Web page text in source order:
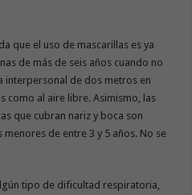
que el uso de mascarillas es ya
de más de seis años cuando no
interpersonal de dos metros en
como al aire libre. Asimismo, las
que cubran nariz y boca son
de entre 3 y 5 años. No se
tipo de dificultad respiratoria,